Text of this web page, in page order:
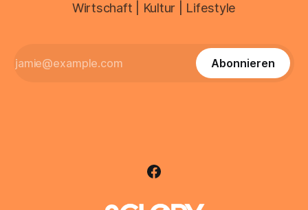
Wirtschaft | Kultur | Lifestyle
Abonnieren